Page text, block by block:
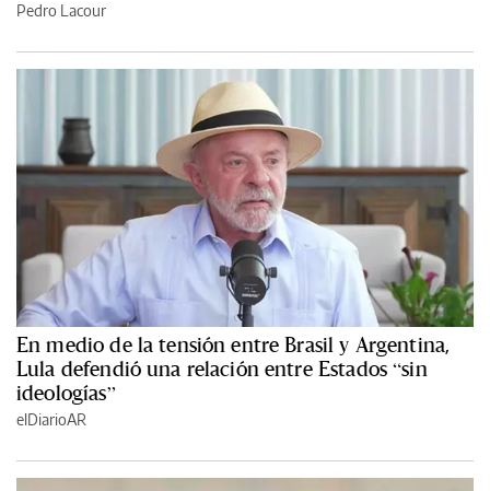
Pedro Lacour
En medio de la tensión entre Brasil y Argentina,
Lula defendió una relación entre Estados “sin
ideologías”
elDiarioAR